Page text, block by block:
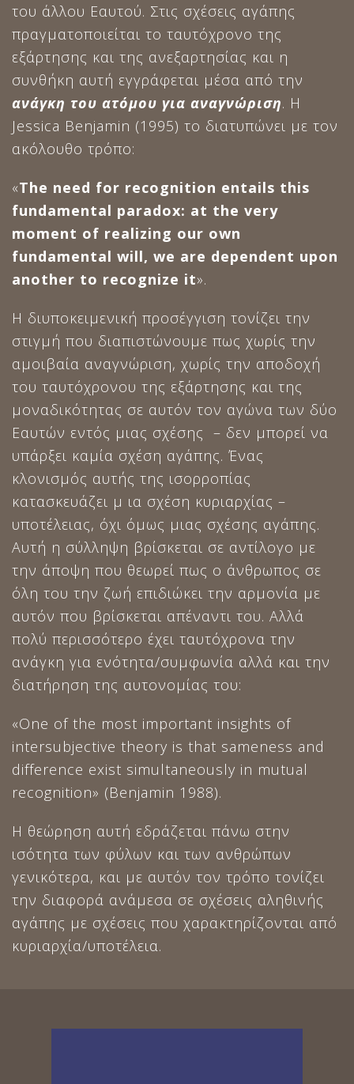
του άλλου Εαυτού. Στις σχέσεις αγάπης
πραγματοποιείται το ταυτόχρονο της
εξάρτησης και της ανεξαρτησίας και η
συνθήκη αυτή εγγράφεται μέσα από την
ανάγκη του ατόμου για αναγνώριση. Η
Jessica Benjamin (1995) το διατυπώνει με τον
ακόλουθο τρόπο:
«The need for recognition entails this
fundamental paradox: at the very
moment of realizing our own
fundamental will, we are dependent upon
another to recognize it».
Η διυποκειμενική προσέγγιση τονίζει την
στιγμή που διαπιστώνουμε πως χωρίς την
αμοιβαία αναγνώριση, χωρίς την αποδοχή
του ταυτόχρονου της εξάρτησης και της
μοναδικότητας σε αυτόν τον αγώνα των δύο
Εαυτών εντός μιας σχέσης – δεν μπορεί να
υπάρξει καμία σχέση αγάπης. Ένας
κλονισμός αυτής της ισορροπίας
κατασκευάζει μ ια σχέση κυριαρχίας –
υποτέλειας, όχι όμως μιας σχέσης αγάπης.
Αυτή η σύλληψη βρίσκεται σε αντίλογο με
την άποψη που θεωρεί πως ο άνθρωπος σε
όλη του την ζωή επιδιώκει την αρμονία με
αυτόν που βρίσκεται απέναντι του. Αλλά
πολύ περισσότερο έχει ταυτόχρονα την
ανάγκη για ενότητα/συμφωνία αλλά και την
διατήρηση της αυτονομίας του:
«One of the most important insights of
intersubjective theory is that sameness and
difference exist simultaneously in mutual
recognition» (Benjamin 1988).
Η θεώρηση αυτή εδράζεται πάνω στην
ισότητα των φύλων και των ανθρώπων
γενικότερα, και με αυτόν τον τρόπο τονίζει
την διαφορά ανάμεσα σε σχέσεις αληθινής
αγάπης με σχέσεις που χαρακτηρίζονται από
κυριαρχία/υποτέλεια.